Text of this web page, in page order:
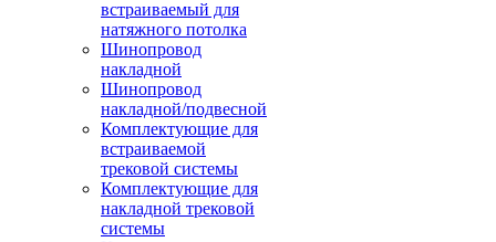
встраиваемый для
натяжного потолка
Шинопровод
накладной
Шинопровод
накладной/подвесной
Комплектующие для
встраиваемой
трековой системы
Комплектующие для
накладной трековой
системы